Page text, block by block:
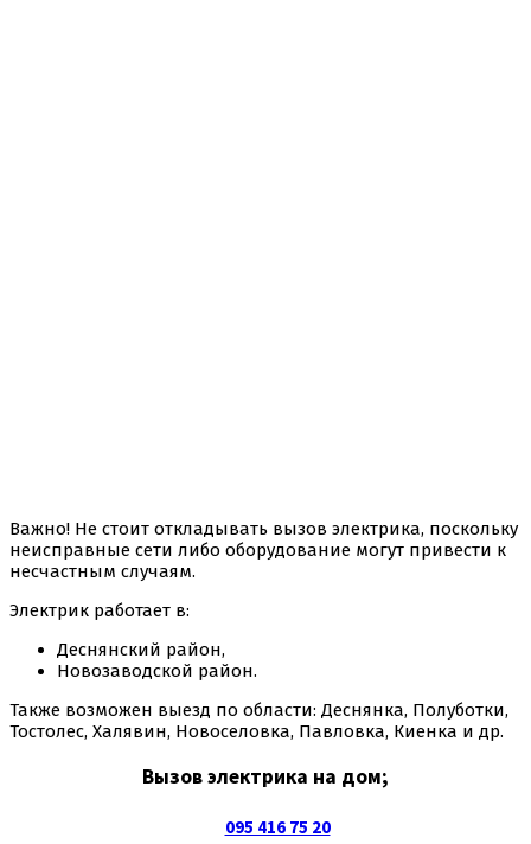
Важно! Не стоит откладывать вызов электрика, поскольку
неисправные сети либо оборудование могут привести к
несчастным случаям.
Электрик работает в:
Деснянский район,
Новозаводской район.
Также возможен выезд по области: Деснянка, Полуботки,
Тостолес, Халявин, Новоселовка, Павловка, Киенка и др.
Вызов электрика на дом;
095 416 75 20